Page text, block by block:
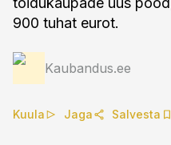
900 tuhat eurot.
Kaubandus.ee
Kuula Jaga Salvesta